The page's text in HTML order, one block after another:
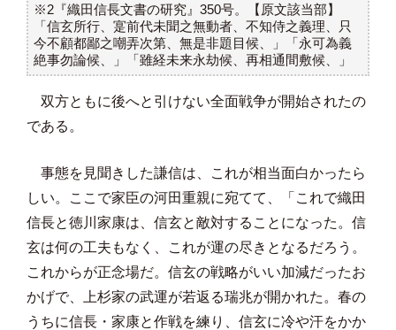
※2『織田信長文書の研究』350号。【原文該当部】
「信玄所行、寔前代未聞之無動者、不知侍之義理、只
今不顧都鄙之嘲弄次第、無是非題目候、」「永可為義
絶事勿論候、」「雖経未来永劫候、再相通間敷候、」
双方ともに後へと引けない全面戦争が開始されたの
である。
事態を見聞きした謙信は、これが相当面白かったら
しい。ここで家臣の河田重親に宛てて、「これで織田
信長と徳川家康は、信玄と敵対することになった。信
玄は何の工夫もなく、これが運の尽きとなるだろう。
これからが正念場だ。信玄の戦略がいい加減だったお
かげで、上杉家の武運が若返る瑞兆が開かれた。春の
うちに信長・家康と作戦を練り、信玄に冷や汗をかか